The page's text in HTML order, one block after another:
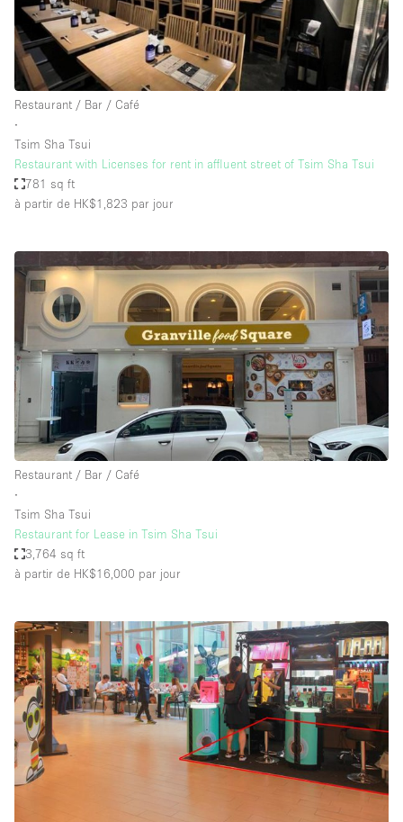
Restaurant / Bar / Café
∙
Tsim Sha Tsui
Restaurant with Licenses for rent in affluent street of Tsim Sha Tsui
781 sq ft
à partir de HK$1,823 par jour
Restaurant / Bar / Café
∙
Tsim Sha Tsui
Restaurant for Lease in Tsim Sha Tsui
3,764 sq ft
à partir de HK$16,000 par jour